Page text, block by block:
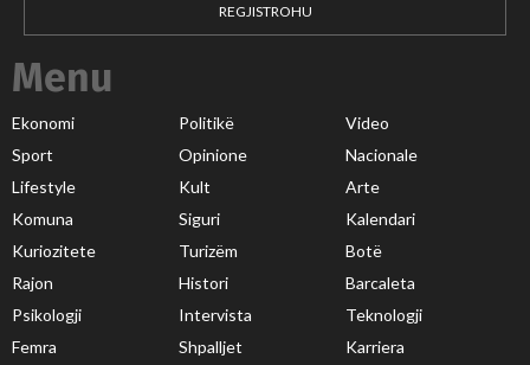
REGJISTROHU
Menu
Ekonomi Politikë
Video
Sport
Opinione
Nacionale
Lifestyle
Kult
Arte
Komuna
Siguri
Kalendari
Kuriozitete
Turizëm
Botë
Rajon
Histori
Barcaleta
Psikologji
Intervista
Teknologji
Femra
Shpalljet Karriera